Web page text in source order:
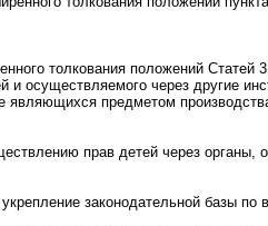
толкования положений Статей
и осуществляемого через другие
являющихся предметом
прав детей через органы,
законодательной базы по